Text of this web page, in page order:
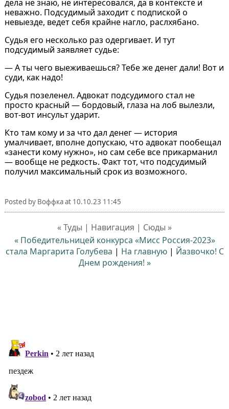
дела не знаю, не интересовался, да в контексте и
неважно. Подсудимый заходит с подпиской о
невыезде, ведет себя крайне нагло, раслхябано.
Судья его несколько раз одергивает. И тут
подсудимый заявляет судье:
— А ты чего выеживаешься? Тебе же денег дали! Вот и
суди, как надо!
Судья позеленел. Адвокат подсудимого стал не
просто красный — бордовый, глаза на лоб вылезли,
вот-вот инсульт ударит.
Кто там кому и за что дал денег — история
умалчивает, вполне допускаю, что адвокат пообещал
«занести кому нужно», но сам себе все прикарманил
— вообще не редкость. Факт тот, что подсудимый
получил максимальный срок из возможного.
Posted by Воффкаat 10.10.23 11:45
« Туды | Навигация | Сюды »
« Победительницей конкурса «Мисс Россия-2023»
стала Маргарита Голубева | На главную| Йазвочко! C
Днем рождения! »